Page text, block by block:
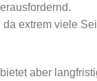
extrem viele
aber